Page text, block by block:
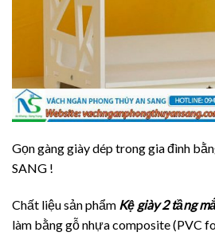
Gọn gàng giày dép trong gia đình
SANG !
Chất liệu sản phẩm Kệ giày 2 tầng
làm bằng gỗ nhựa composite (PVC